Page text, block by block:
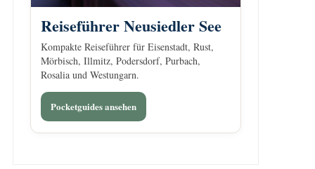
Reiseführer Neusiedler See
Kompakte Reiseführer für Eisenstadt, Rust,
Mörbisch, Illmitz, Podersdorf, Purbach,
Rosalia und Westungarn.
Pocketguides ansehen